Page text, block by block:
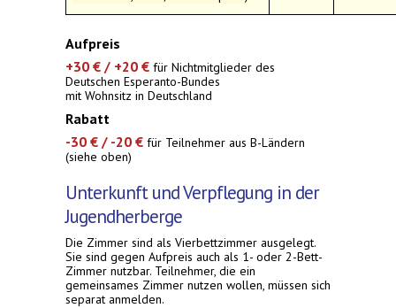
Aufpreis
+30 € / +20 € für Nichtmitglieder des
Deutschen Esperanto-Bundes
mit Wohnsitz in Deutschland
Rabatt
-30 € / -20 € für Teilnehmer aus B-Ländern
(siehe oben)
Unterkunft und Verpflegung in der
Jugendherberge
Die Zimmer sind als Vierbettzimmer ausgelegt.
Sie sind gegen Aufpreis auch als 1- oder 2-Bett-
Zimmer nutzbar. Teilnehmer, die ein
gemeinsames Zimmer nutzen wollen, müssen sich
separat anmelden.